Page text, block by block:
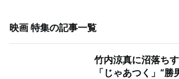
映画 特集の記事一覧
竹内涼真に沼落ち
「じゃあつく」“